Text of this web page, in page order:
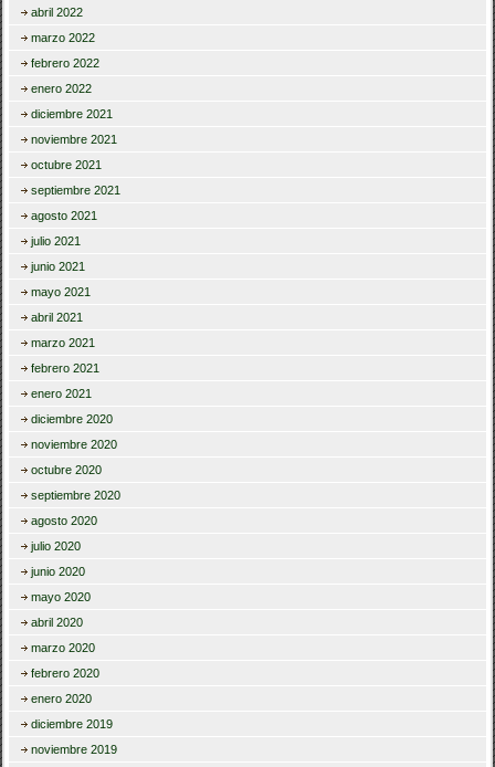
abril 2022
marzo 2022
febrero 2022
enero 2022
diciembre 2021
noviembre 2021
octubre 2021
septiembre 2021
agosto 2021
julio 2021
junio 2021
mayo 2021
abril 2021
marzo 2021
febrero 2021
enero 2021
diciembre 2020
noviembre 2020
octubre 2020
septiembre 2020
agosto 2020
julio 2020
junio 2020
mayo 2020
abril 2020
marzo 2020
febrero 2020
enero 2020
diciembre 2019
noviembre 2019